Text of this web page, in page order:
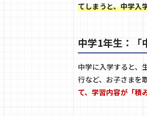
てしまうと、中学入
中学1年生：「
中学に入学すると、
行など、お子さまを
て、学習内容が「積